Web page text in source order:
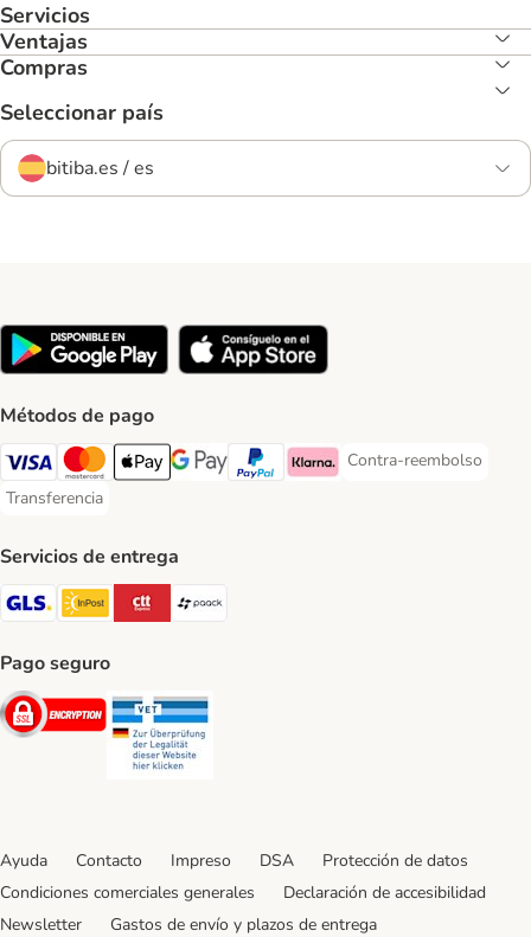
Servicios
Ventajas
Compras
Seleccionar país
bitiba.es / es
Métodos de pago
Visa Payment Method
Mastercard Payment Method
Apple Pay Payment Method
Google Pay Payment Method
PayPal Payment Method
Klarna Payment Method
Contra-reembolso
Contra-reembolso
Transferencia
Transferencia Payment Method
Servicios de entrega
GLS Shipping Method
InPost Shipping Method
CTTExpress Shipping Method
paack Shipping Method
Pago seguro
Security
Ayuda Contacto Impreso DSA
Protección de datos
Condiciones comerciales generales
Declaración de accesibilidad
Newsletter
Gastos de envío y plazos de entrega